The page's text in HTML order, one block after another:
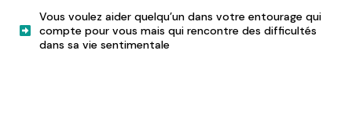
Vous voulez aider quelqu’un dans votre entourage qui
compte pour vous mais qui rencontre des difficultés
dans sa vie sentimentale